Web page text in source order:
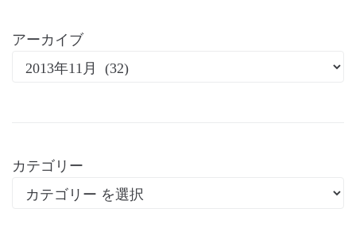
アーカイブ
カテゴリー